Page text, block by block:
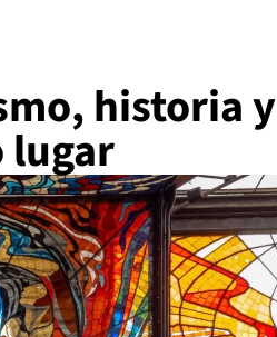
historia y
lugar